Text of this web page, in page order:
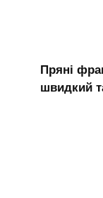
Пряні
швидкий